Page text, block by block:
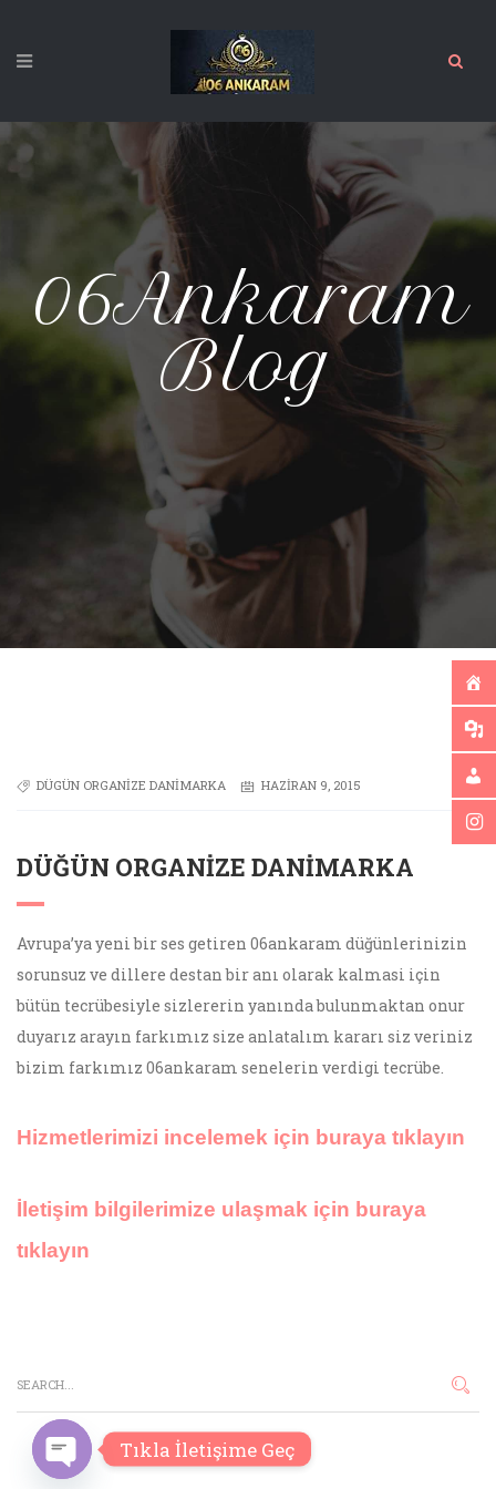
06Ankaram
Blog
DÜGÜN ORGANIZE DANIMARKA HAZIRAN 9, 2015
DÜĞÜN ORGANIZE DANIMARKA
Avrupa’ya yeni bir ses getiren 06ankaram düğünlerinizin
sorunsuz ve dillere destan bir anı olarak kalmasi için
bütün tecrübesiyle sizlererin yanında bulunmaktan onur
duyarız arayın farkımız size anlatalım kararı siz veriniz
bizim farkımız 06ankaram senelerin verdigi tecrübe.
Hizmetlerimizi incelemek için buraya tıklayın
İletişim bilgilerimize ulaşmak için buraya
tıklayın
Tıkla İletişime Geç